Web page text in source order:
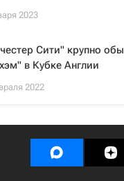
2023
Сити" крупно
в Кубке Англии
2022